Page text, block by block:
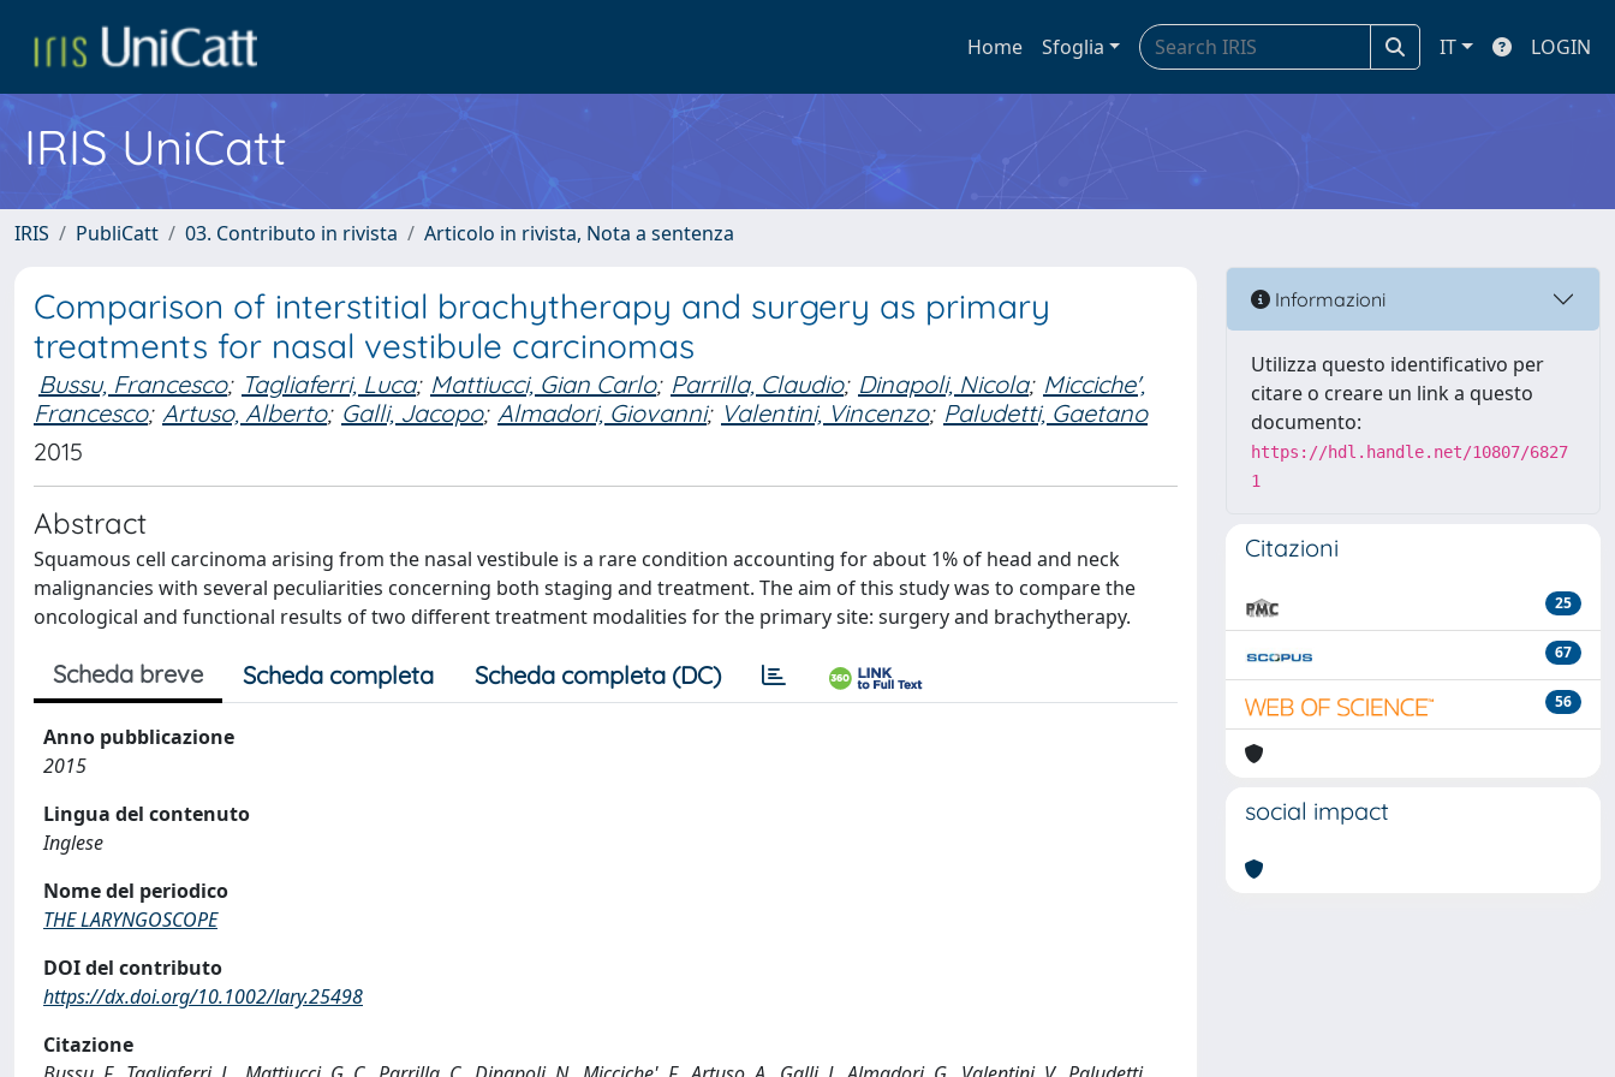
Home Sfoglia IT LOGIN
IRIS UniCatt
IRIS PubliCatt 03. Contributo in rivista Articolo in rivista, Nota a sentenza
Comparison of interstitial brachytherapy and surgery as primary
treatments for nasal vestibule carcinomas
Bussu, Francesco; Tagliaferri, Luca; Mattiucci, Gian Carlo; Parrilla, Claudio; Dinapoli, Nicola; Micciche',
Francesco; Artuso, Alberto; Galli, Jacopo; Almadori, Giovanni; Valentini, Vincenzo; Paludetti, Gaetano
2015
Abstract
Squamous cell carcinoma arising from the nasal vestibule is a rare condition accounting for about 1% of head and neck
malignancies with several peculiarities concerning both staging and treatment. The aim of this study was to compare the
oncological and functional results of two different treatment modalities for the primary site: surgery and brachytherapy.
Scheda breve Scheda completa Scheda completa (DC)
Anno pubblicazione
2015
Lingua del contenuto
Inglese
Nome del periodico
THE LARYNGOSCOPE
DOI del contributo
https://dx.doi.org/10.1002/lary.25498
Citazione
Informazioni
Utilizza questo identificativo per
citare o creare un link a questo
documento:
https://hdl.handle.net/10807/6827
1
Citazioni
25
67
56
social impact